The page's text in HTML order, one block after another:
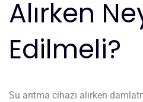
Alırken
Edilmeli?
Su arıtma cihazı alırken